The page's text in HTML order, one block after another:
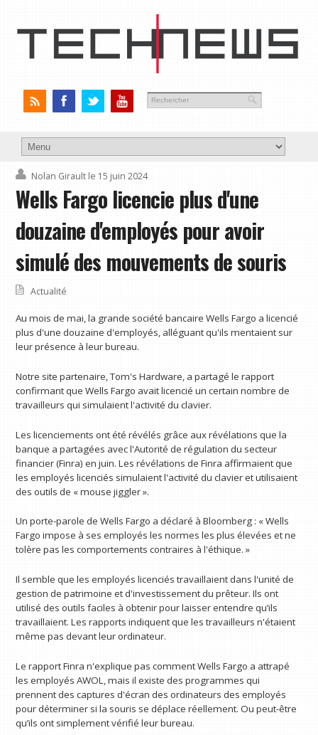
Nolan Girault le 15 juin 2024
Wells Fargo licencie plus d'une
douzaine d'employés pour avoir
simulé des mouvements de souris
Actualité
Au mois de mai, la grande société bancaire Wells Fargo a licencié
plus d'une douzaine d'employés, alléguant qu'ils mentaient sur
leur présence à leur bureau.
Notre site partenaire, Tom's Hardware, a partagé le rapport
confirmant que Wells Fargo avait licencié un certain nombre de
travailleurs qui simulaient l'activité du clavier.
Les licenciements ont été révélés grâce aux révélations que la
banque a partagées avec l'Autorité de régulation du secteur
financier (Finra) en juin. Les révélations de Finra affirmaient que
les employés licenciés simulaient l'activité du clavier et utilisaient
des outils de « mouse jiggler ».
Un porte-parole de Wells Fargo a déclaré à Bloomberg : « Wells
Fargo impose à ses employés les normes les plus élevées et ne
tolère pas les comportements contraires à l'éthique. »
Il semble que les employés licenciés travaillaient dans l'unité de
gestion de patrimoine et d'investissement du prêteur. Ils ont
utilisé des outils faciles à obtenir pour laisser entendre qu’ils
travaillaient. Les rapports indiquent que les travailleurs n'étaient
même pas devant leur ordinateur.
Le rapport Finra n'explique pas comment Wells Fargo a attrapé
les employés AWOL, mais il existe des programmes qui
prennent des captures d'écran des ordinateurs des employés
pour déterminer si la souris se déplace réellement. Ou peut-être
qu’ils ont simplement vérifié leur bureau.